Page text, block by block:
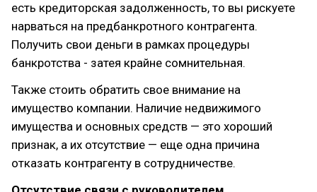
есть кредиторская задолженность, то вы рискуете
нарваться на предбанкротного контрагента.
Получить свои деньги в рамках процедуры
банкротства - затея крайне сомнительная.
Также стоить обратить свое внимание на
имущество компании. Наличие недвижимого
имущества и основных средств — это хороший
признак, а их отсутствие — еще одна причина
отказать контрагенту в сотрудничестве.